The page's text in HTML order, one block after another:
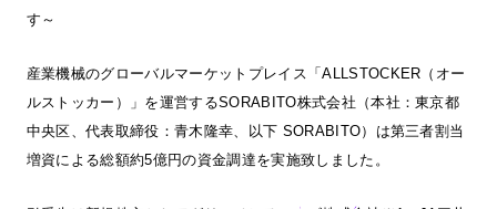
す～
産業機械のグローバルマーケットプレイス「ALLSTOCKER（オー
ルストッカー）」を運営するSORABITO株式会社（本社：東京都
中央区、代表取締役：青木隆幸、以下 SORABITO）は第三者割当
増資による総額約5億円の資金調達を実施致しました。